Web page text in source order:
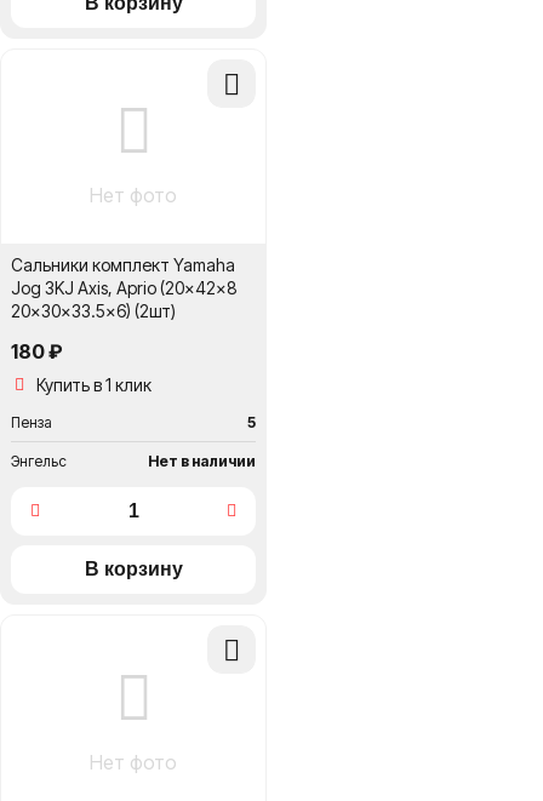
Добавить
Нет фото
Сальники комплект Yamaha
Jog 3KJ Axis, Aprio (20x42x8
20x30x33.5x6) (2шт)
180 ₽
Купить в 1 клик
Пенза 5
Энгельс Нет в наличии
Добавить
Нет фото